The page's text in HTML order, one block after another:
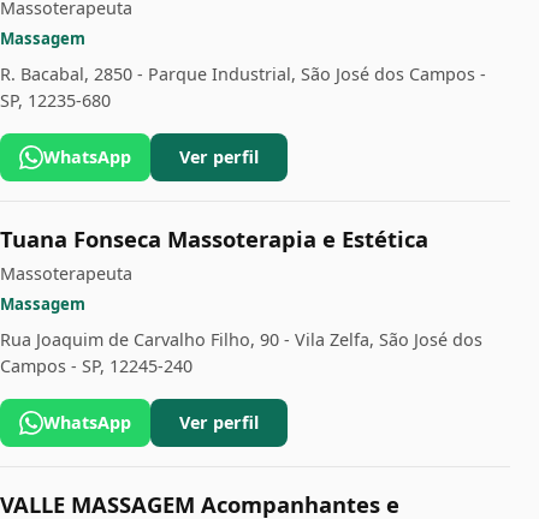
Massoterapeuta
Massagem
R. Bacabal, 2850 - Parque Industrial, São José dos Campos -
SP, 12235-680
WhatsApp Ver perfil
Tuana Fonseca Massoterapia e Estética
Massoterapeuta
Massagem
Rua Joaquim de Carvalho Filho, 90 - Vila Zelfa, São José dos
Campos - SP, 12245-240
WhatsApp Ver perfil
VALLE MASSAGEM Acompanhantes e